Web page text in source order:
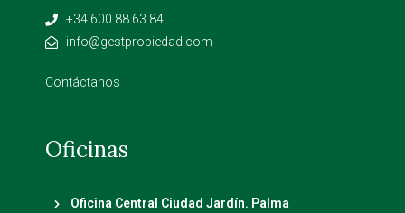
+34 600 88 63 84
info@gestpropiedad.com
Contáctanos
Oficinas
Oficina Central Ciudad Jardín. Palma